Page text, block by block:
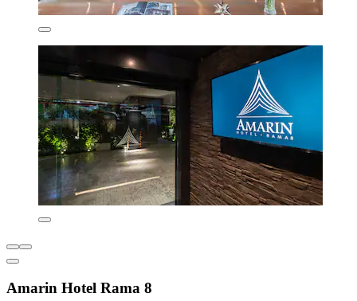
Amarin Hotel Rama 8